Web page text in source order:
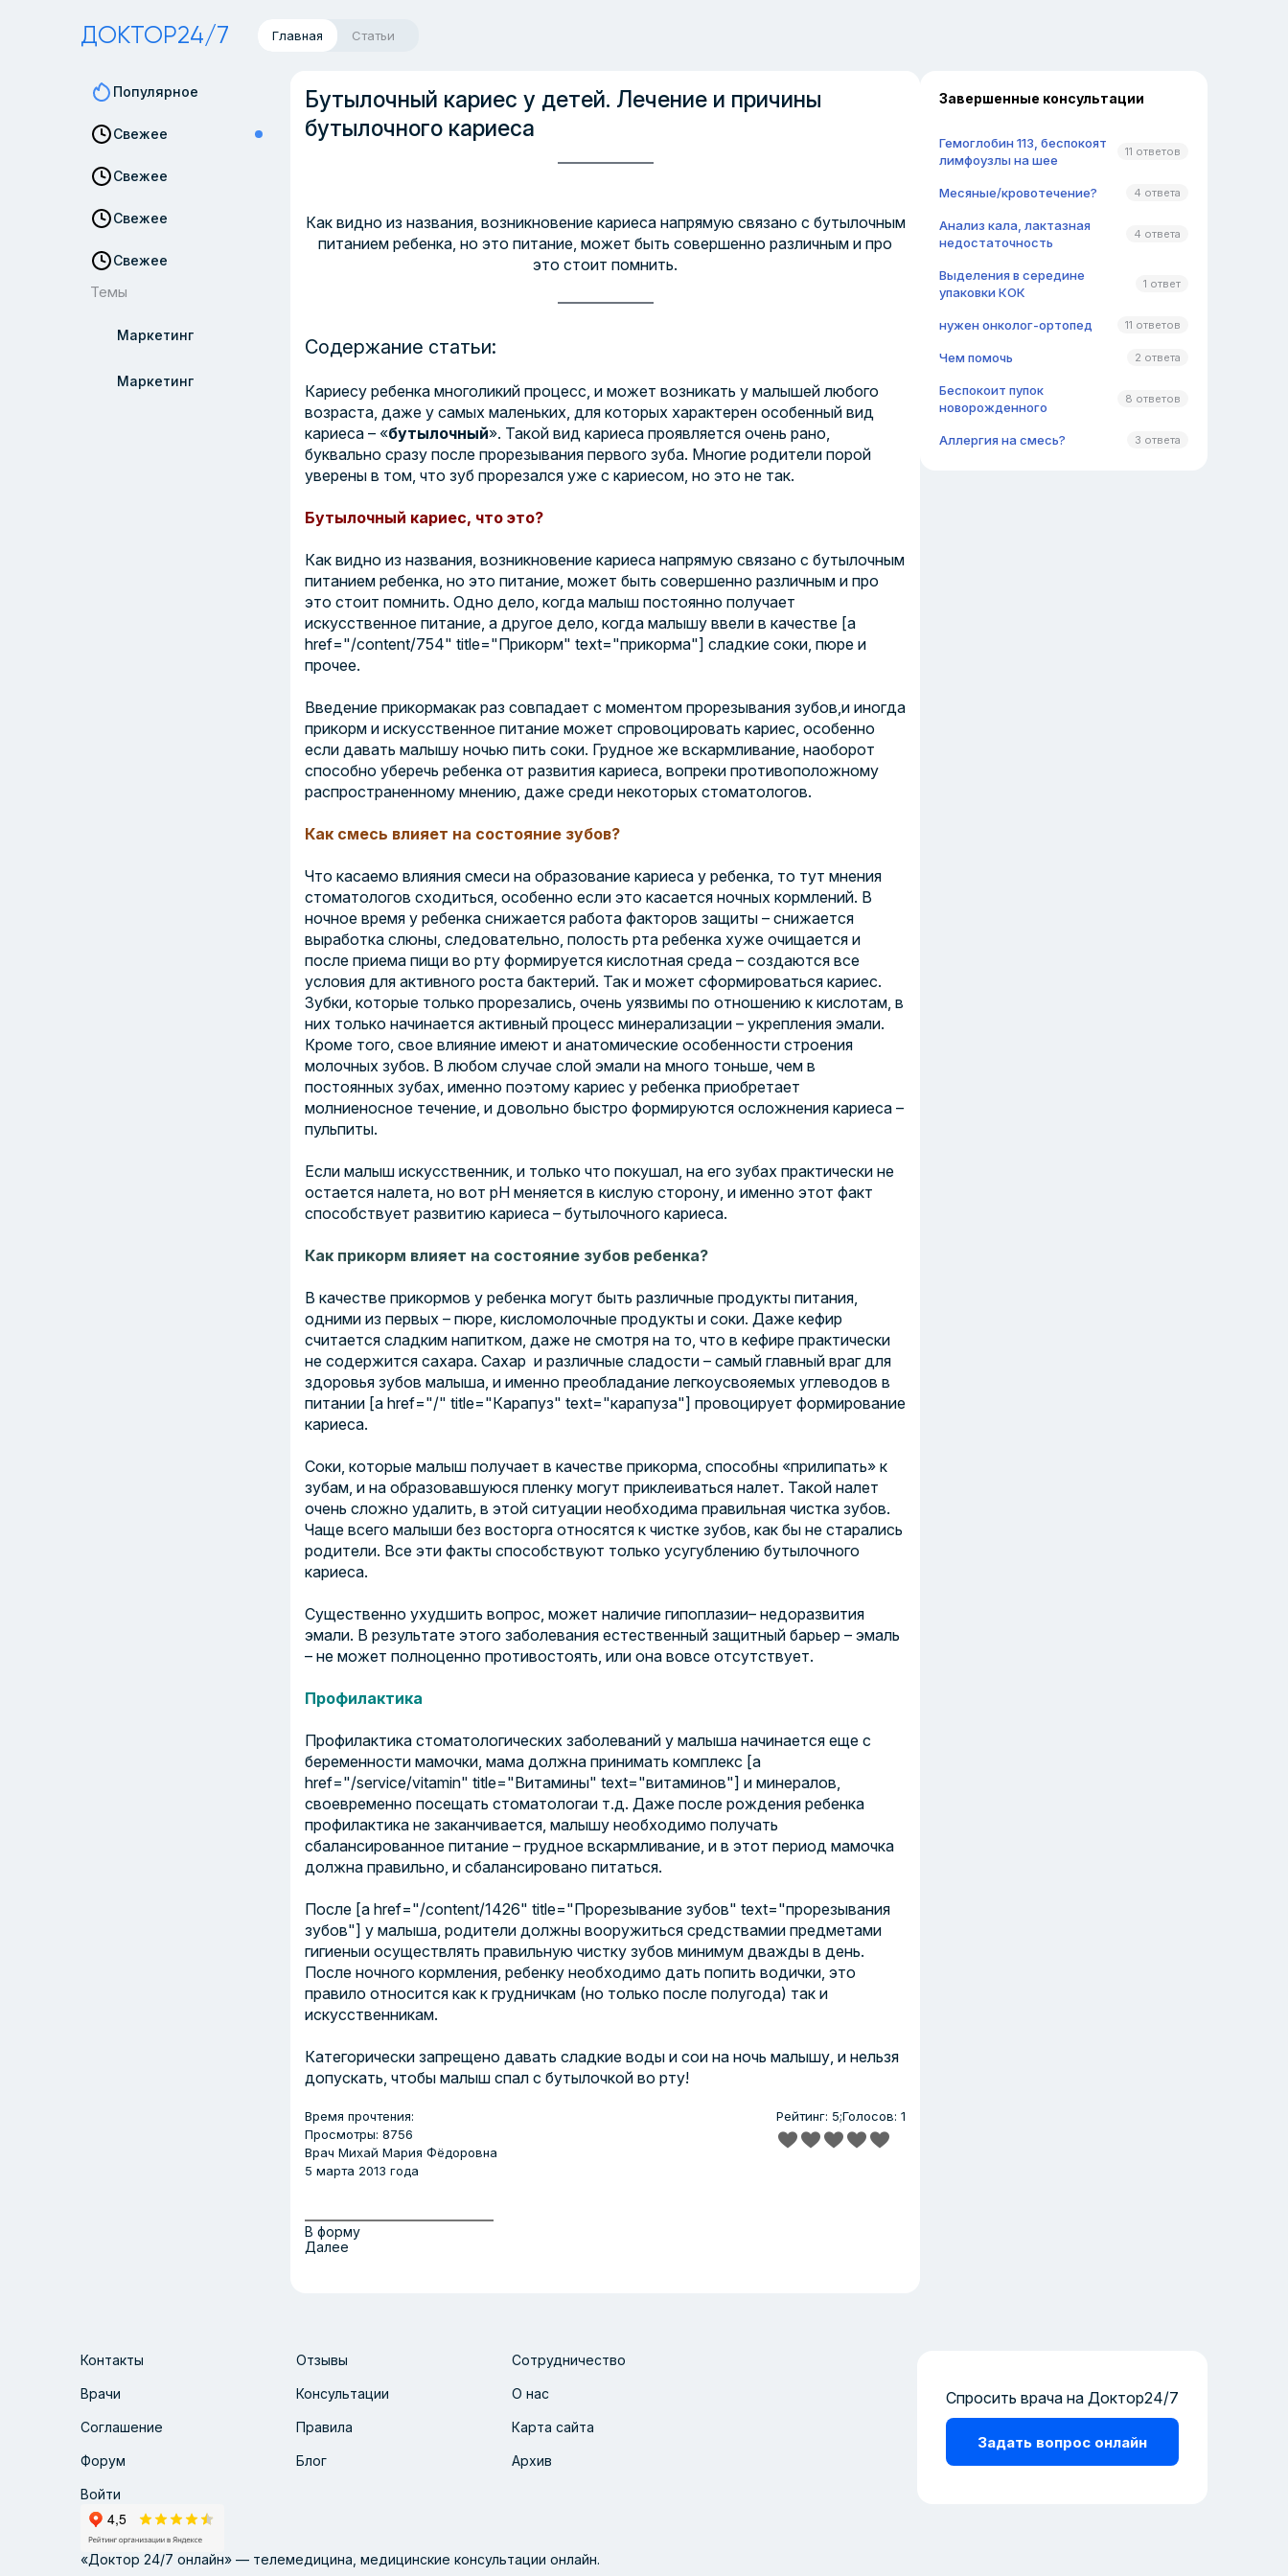
ДОКТОР24/7 Главная Статьи
Популярное
Свежее
Свежее
Свежее
Свежее
Темы
Маркетинг
Маркетинг
Бутылочный кариес у детей. Лечение и причины
бутылочного кариеса
Как видно из названия, возникновение кариеса напрямую связано с бутылочным
питанием ребенка, но это питание, может быть совершенно различным и про
это стоит помнить.
Содержание статьи:
Кариесу ребенка многоликий процесс, и может возникать у малышей любого
возраста, даже у самых маленьких, для которых характерен особенный вид
кариеса – «бутылочный». Такой вид кариеса проявляется очень рано,
буквально сразу после прорезывания первого зуба. Многие родители порой
уверены в том, что зуб прорезался уже с кариесом, но это не так.
Бутылочный кариес, что это?
Как видно из названия, возникновение кариеса напрямую связано с бутылочным
питанием ребенка, но это питание, может быть совершенно различным и про
это стоит помнить. Одно дело, когда малыш постоянно получает
искусственное питание, а другое дело, когда малышу ввели в качестве [a
href="/content/754" title="Прикорм" text="прикорма"] сладкие соки, пюре и
прочее.
Введение прикормакак раз совпадает с моментом прорезывания зубов,и иногда
прикорм и искусственное питание может спровоцировать кариес, особенно
если давать малышу ночью пить соки. Грудное же вскармливание, наоборот
способно уберечь ребенка от развития кариеса, вопреки противоположному
распространенному мнению, даже среди некоторых стоматологов.
Как смесь влияет на состояние зубов?
Что касаемо влияния смеси на образование кариеса у ребенка, то тут мнения
стоматологов сходиться, особенно если это касается ночных кормлений. В
ночное время у ребенка снижается работа факторов защиты – снижается
выработка слюны, следовательно, полость рта ребенка хуже очищается и
после приема пищи во рту формируется кислотная среда – создаются все
условия для активного роста бактерий. Так и может сформироваться кариес.
Зубки, которые только прорезались, очень уязвимы по отношению к кислотам, в
них только начинается активный процесс минерализации – укрепления эмали.
Кроме того, свое влияние имеют и анатомические особенности строения
молочных зубов. В любом случае слой эмали на много тоньше, чем в
постоянных зубах, именно поэтому кариес у ребенка приобретает
молниеносное течение, и довольно быстро формируются осложнения кариеса –
пульпиты.
Если малыш искусственник, и только что покушал, на его зубах практически не
остается налета, но вот рН меняется в кислую сторону, и именно этот факт
способствует развитию кариеса – бутылочного кариеса.
Как прикорм влияет на состояние зубов ребенка?
В качестве прикормов у ребенка могут быть различные продукты питания,
одними из первых – пюре, кисломолочные продукты и соки. Даже кефир
считается сладким напитком, даже не смотря на то, что в кефире практически
не содержится сахара. Сахар и различные сладости – самый главный враг для
здоровья зубов малыша, и именно преобладание легкоусвояемых углеводов в
питании [a href="/" title="Карапуз" text="карапуза"] провоцирует формирование
кариеса.
Соки, которые малыш получает в качестве прикорма, способны «прилипать» к
зубам, и на образовавшуюся пленку могут приклеиваться налет. Такой налет
очень сложно удалить, в этой ситуации необходима правильная чистка зубов.
Чаще всего малыши без восторга относятся к чистке зубов, как бы не старались
родители. Все эти факты способствуют только усугублению бутылочного
кариеса.
Существенно ухудшить вопрос, может наличие гипоплазии– недоразвития
эмали. В результате этого заболевания естественный защитный барьер – эмаль
– не может полноценно противостоять, или она вовсе отсутствует.
Профилактика
Профилактика стоматологических заболеваний у малыша начинается еще с
беременности мамочки, мама должна принимать комплекс [a
href="/service/vitamin" title="Витамины" text="витаминов"] и минералов,
своевременно посещать стоматологаи т.д. Даже после рождения ребенка
профилактика не заканчивается, малышу необходимо получать
сбалансированное питание – грудное вскармливание, и в этот период мамочка
должна правильно, и сбалансировано питаться.
После [a href="/content/1426" title="Прорезывание зубов" text="прорезывания
зубов"] у малыша, родители должны вооружиться средствамии предметами
гигиеныи осуществлять правильную чистку зубов минимум дважды в день.
После ночного кормления, ребенку необходимо дать попить водички, это
правило относится как к грудничкам (но только после полугода) так и
искусственникам.
Категорически запрещено давать сладкие воды и сои на ночь малышу, и нельзя
допускать, чтобы малыш спал с бутылочкой во рту!
Время прочтения:
Просмотры: 8756
Врач Михай Мария Фёдоровна
5 марта 2013 года
Рейтинг: 5;Голосов: 1
В форму
Далее
Завершенные консультации
Гемоглобин 113, беспокоят
лимфоузлы на шее
11 ответов
Месяные/кровотечение? 4 ответа
Анализ кала, лактазная
недостаточность
4 ответа
Выделения в середине
упаковки КОК
1 ответ
нужен онколог-ортопед 11 ответов
Чем помочь 2 ответа
Беспокоит пупок
новорожденного
8 ответов
Аллергия на смесь? 3 ответа
Контакты Отзывы Сотрудничество
Врачи Консультации О нас
Соглашение Правила Карта сайта
Форум Блог Архив
Войти
Спросить врача на Доктор24/7
Задать вопрос онлайн
«Доктор 24/7 онлайн» — телемедицина, медицинские консультации онлайн.